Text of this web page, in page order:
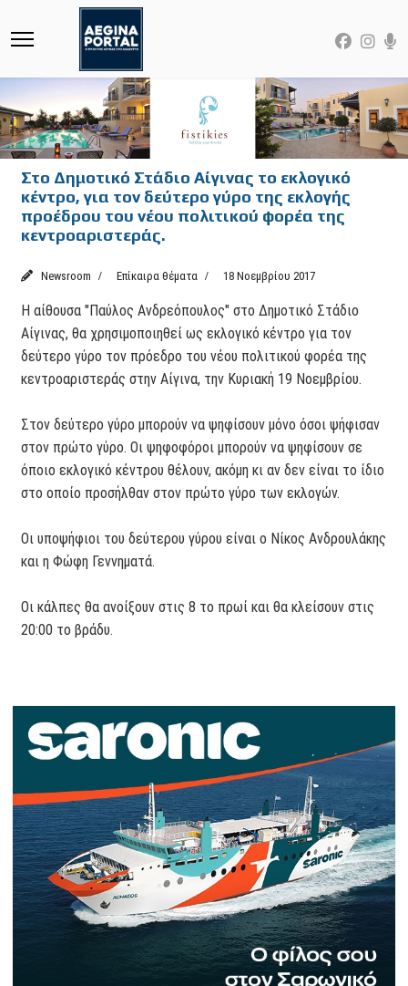
Στο Δημοτικό Στάδιο Αίγινας το εκλογικό
κέντρο, για τον δεύτερο γύρο της εκλογής
προέδρου του νέου πολιτικού φορέα της
κεντροαριστεράς.
Newsroom Επίκαιρα θέματα 18 Νοεμβρίου 2017
Η αίθουσα "Παύλος Ανδρεόπουλος" στο Δημοτικό Στάδιο
Αίγινας, θα χρησιμοποιηθεί ως εκλογικό κέντρο για τον
δεύτερο γύρο τον πρόεδρο του νέου πολιτικού φορέα της
κεντροαριστεράς στην Αίγινα, την Κυριακή 19 Νοεμβρίου.
Στον δεύτερο γύρο μπορούν να ψηφίσουν μόνο όσοι ψήφισαν
στον πρώτο γύρο. Οι ψηφοφόροι μπορούν να ψηφίσουν σε
όποιο εκλογικό κέντρου θέλουν, ακόμη κι αν δεν είναι το ίδιο
στο οποίο προσήλθαν στον πρώτο γύρο των εκλογών.
Οι υποψήφιοι του δεύτερου γύρου είναι ο Νίκος Ανδρουλάκης
και η Φώφη Γεννηματά.
Οι κάλπες θα ανοίξουν στις 8 το πρωί και θα κλείσουν στις
20:00 το βράδυ.